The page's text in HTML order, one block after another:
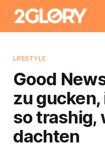
LIFESTYLE
Good
zu
so trashig,
dachten